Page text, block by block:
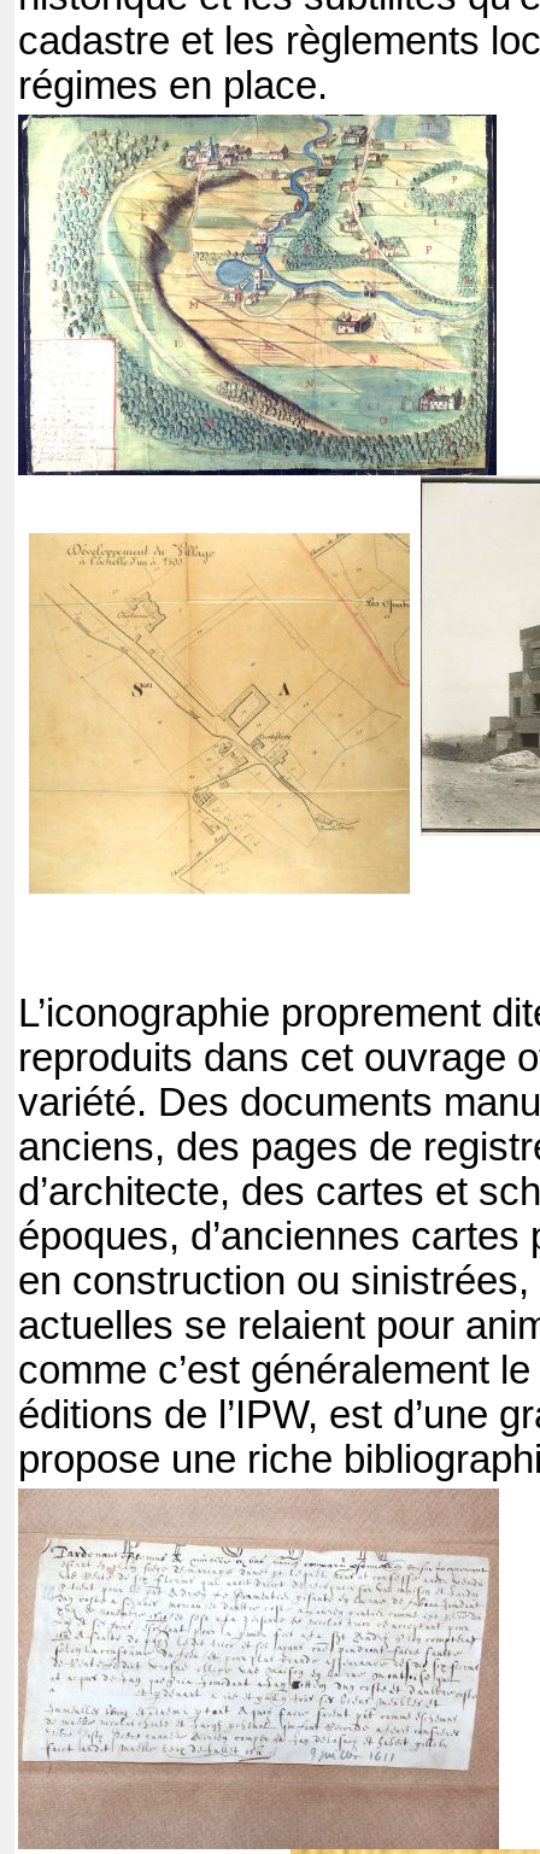
cadastre et les règlements
régimes en place.
L’iconographie proprement
reproduits dans cet ouvrage
variété. Des documents
anciens, des pages de
d’architecte, des cartes et
époques, d’anciennes
en construction ou
actuelles se relaient pour
comme c’est généralement
éditions de l’IPW, est d’une
propose une riche